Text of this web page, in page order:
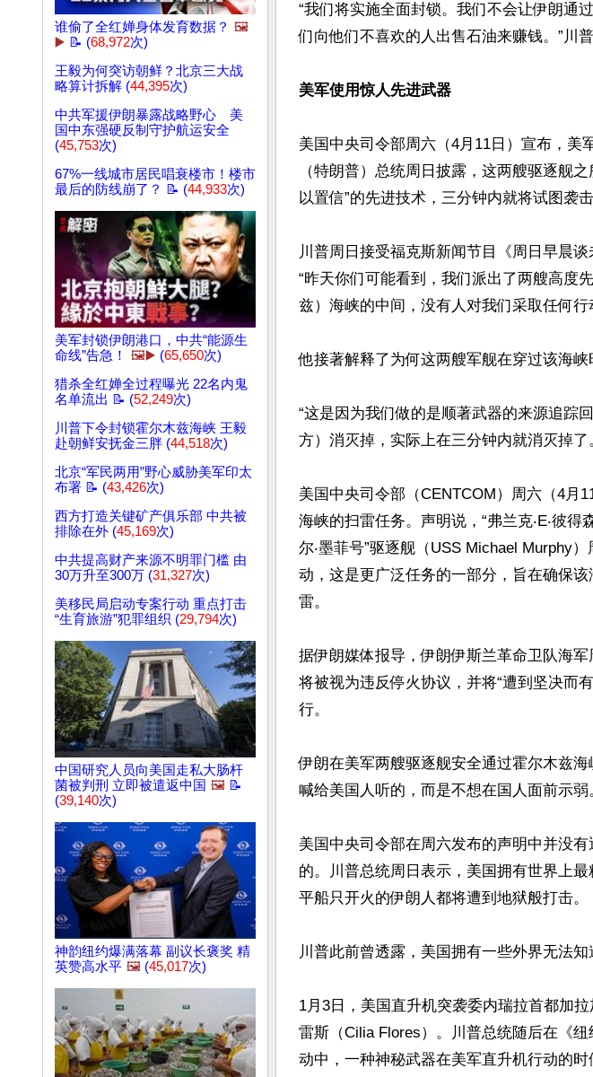
谁偷了全红婵身体发育数据？ 🖼️
▶️ 📝 (68,972次)
王毅为何突访朝鲜？北京三大战
略算计拆解 (44,395次)
中共军援伊朗暴露战略野心 美
国中东强硬反制守护航运安全
(45,753次)
67%一线城市居民唱衰楼市！楼市
最后的防线崩了？ 📝 (44,933次)
美军封锁伊朗港口，中共“能源生
命线”告急！
🖼️▶️ (65,650次)
猎杀全红婵全过程曝光 22名内鬼
名单流出 📝 (52,249次)
川普下令封锁霍尔木兹海峡 王毅
赴朝鲜安抚金三胖 (44,518次)
北京“军民两用”野心威胁美军印太
布署 📝 (43,426次)
西方打造关键矿产俱乐部 中共被
排除在外 (45,169次)
中共提高财产来源不明罪门槛 由
30万升至300万 (31,327次)
美移民局启动专案行动 重点打击
“生育旅游”犯罪组织 (29,794次)
中国研究人员向美国走私大肠杆
菌被判刑 立即被遣返中国 🖼️ 📝
(39,140次)
神韵纽约爆满落幕 副议长褒奖 精
英赞高水平 🖼️ (45,017次)
“我们将实施全面封锁。我们不会让伊朗通
们向他们不喜欢的人出售石油来赚钱。”川普
美军使用惊人先进武器
美国中央司令部周六（4月11日）宣布，美
（特朗普）总统周日披露，这两艘驱逐舰
以置信”的先进技术，三分钟内就将试图袭
川普周日接受福克斯新闻节目《周日早晨
“昨天你们可能看到，我们派出了两艘高度
兹）海峡的中间，没有人对我们采取任何行
他接著解释了为何这两艘军舰在穿过该海峡
“这是因为我们做的是顺著武器的来源追踪
方）消灭掉，实际上在三分钟内就消灭掉了
美国中央司令部（CENTCOM）周六（4月
海峡的扫雷任务。声明说，“弗兰克‧E‧彼
尔‧墨菲号”驱逐舰（USS Michael Murphy
动，这是更广泛任务的一部分，旨在确保
雷。
据伊朗媒体报导，伊朗伊斯兰革命卫队海
将被视为违反停火协议，并将“遭到坚决而
行。
伊朗在美军两艘驱逐舰安全通过霍尔木兹
喊给美国人听的，而是不想在国人面前示弱
美国中央司令部在周六发布的声明中并没
的。川普总统周日表示，美国拥有世界上
平船只开火的伊朗人都将遭到地狱般打击。
川普此前曾透露，美国拥有一些外界无法知
1月3日，美国直升机突袭委内瑞拉首都加
雷斯（Cilia Flores）。川普总统随后在《
动中，一种神秘武器在美军直升机行动的